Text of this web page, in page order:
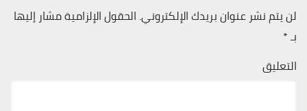
لن يتم نشر عنوان بريدك الإلكتروني. الحقول الإلزامية مشار إليها
بـ*
التعليق